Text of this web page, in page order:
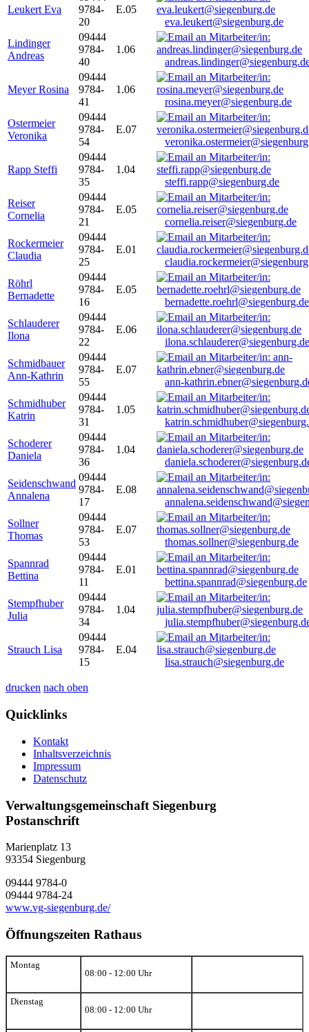
Leukert Eva
9784-
20
E.05
eva.leukert@siegenburg.de
Lindinger
Andreas
09444
9784-
40
1.06
Meyer Rosina
09444
9784-
41
1.06
rosina.meyer@siegenburg.de
Ostermeier
Veronika
09444
9784-
54
E.07
Rapp Steffi
09444
9784-
35
1.04
steffi.rapp@siegenburg.de
Reiser
Cornelia
09444
9784-
21
E.05
cornelia.reiser@siegenburg.de
Rockermeier
Claudia
09444
9784-
25
E.01
Röhrl
Bernadette
09444
9784-
16
E.05
bernadette.roehrl@siegenburg.de
Schlauderer
Ilona
09444
9784-
22
E.06
ilona.schlauderer@siegenburg.de
Schmidbauer
Ann-Kathrin
09444
9784-
55
E.07
ann-
Schmidhuber
Katrin
09444
9784-
31
1.05
Schoderer
Daniela
09444
9784-
36
1.04
Seidenschwand
Annalena
09444
9784-
17
E.08
Sollner
Thomas
09444
9784-
53
E.07
thomas.sollner@siegenburg.de
Spannrad
Bettina
09444
9784-
11
E.01
bettina.spannrad@siegenburg.de
Stempfhuber
Julia
09444
9784-
34
1.04
Strauch Lisa
09444
9784-
15
E.04
lisa.strauch@siegenburg.de
drucken nach oben
Quicklinks
Kontakt
Inhaltsverzeichnis
Impressum
Datenschutz
Verwaltungsgemeinschaft Siegenburg
Postanschrift
Marienplatz 13
93354 Siegenburg
09444 9784-0
09444 9784-24
www.vg-siegenburg.de/
Öffnungszeiten Rathaus
Montag
08:00 - 12:00 Uhr
Dienstag
08:00 - 12:00 Uhr